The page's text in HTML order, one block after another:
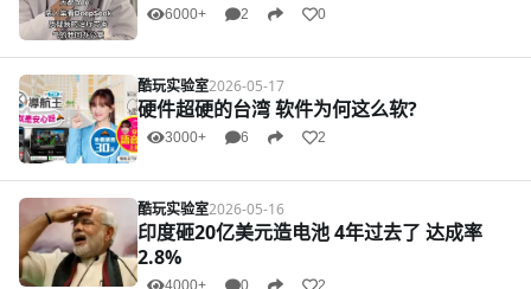
6000+ 2 0
酷玩实验室2026-05-17
硬件超硬的台湾 软件为何这么软?
3000+ 6 2
酷玩实验室2026-05-16
印度砸20亿美元造电池 4年过去了 达成率
2.8%
4000+ 0 2